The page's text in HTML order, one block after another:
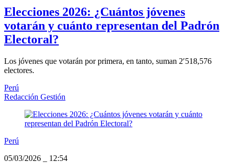
Elecciones 2026: ¿Cuántos jóvenes
votarán y cuánto representan del Padrón
Electoral?
Los jóvenes que votarán por primera, en tanto, suman 2′518,576
electores.
Perú
Redacción Gestión
Perú
05/03/2026
12:54